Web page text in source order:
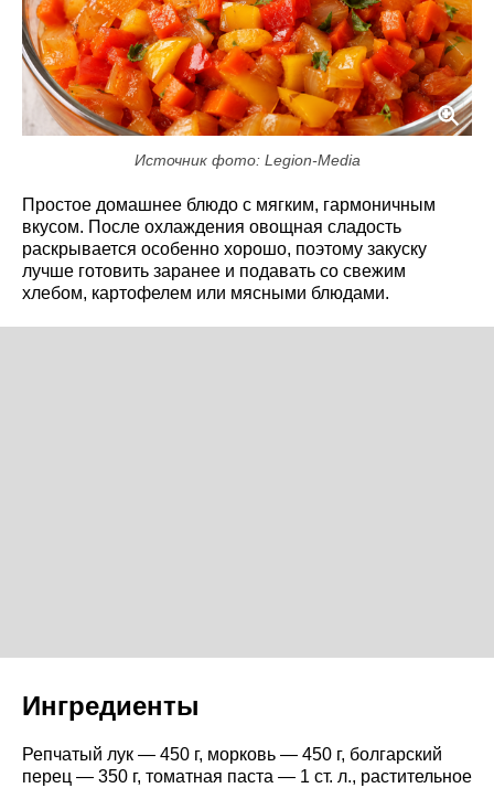
Источник фото: Legion-Media
Простое домашнее блюдо с мягким, гармоничным
вкусом. После охлаждения овощная сладость
раскрывается особенно хорошо, поэтому закуску
лучше готовить заранее и подавать со свежим
хлебом, картофелем или мясными блюдами.
Ингредиенты
Репчатый лук — 450 г, морковь — 450 г, болгарский
перец — 350 г, томатная паста — 1 ст. л., растительное